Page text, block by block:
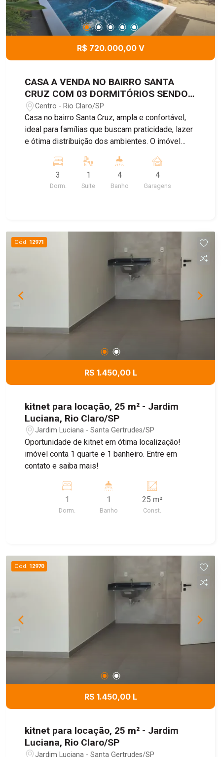
R$ 720.000,00 V
CASA A VENDA NO BAIRRO SANTA
CRUZ COM 03 DORMITÓRIOS SENDO
01 SUITE
Centro - Rio Claro/SP
Casa no bairro Santa Cruz, ampla e confortável,
ideal para famílias que buscam praticidade, lazer
e ótima distribuição dos ambientes. O imóvel
com armários embutidos, sala de estar integrada
à sala de jantar, banheiro social, cozinha funcional,
quarto de despejo, banheiro de serviço, além de
carros.Localizada no bairro Santa Cruz, em uma
região tranquila e com fácil acesso aos principais
comércios e serviços da cidade.
3
Dorm.
1
Suite
4
Banho
4
Garagens
Cód. 12971
R$ 1.450,00 L
kitnet para locação, 25 m² - Jardim
Luciana, Rio Claro/SP
Jardim Luciana - Santa Gertrudes/SP
Oportunidade de kitnet em ótima localização!
imóvel conta 1 quarte e 1 banheiro. Entre em
contato e saiba mais!
1
Dorm.
1
Banho
25 m²
Const.
Cód. 12970
R$ 1.450,00 L
kitnet para locação, 25 m² - Jardim
Luciana, Rio Claro/SP
Jardim Luciana - Santa Gertrudes/SP